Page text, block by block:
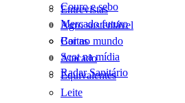
Entrevistas
Agro sustentável
Cartas
Scot na mídia
Radar Sanitário
Couro e sebo
Mercado futuro
Boi no mundo
Atacado
Equivalentes
Leite